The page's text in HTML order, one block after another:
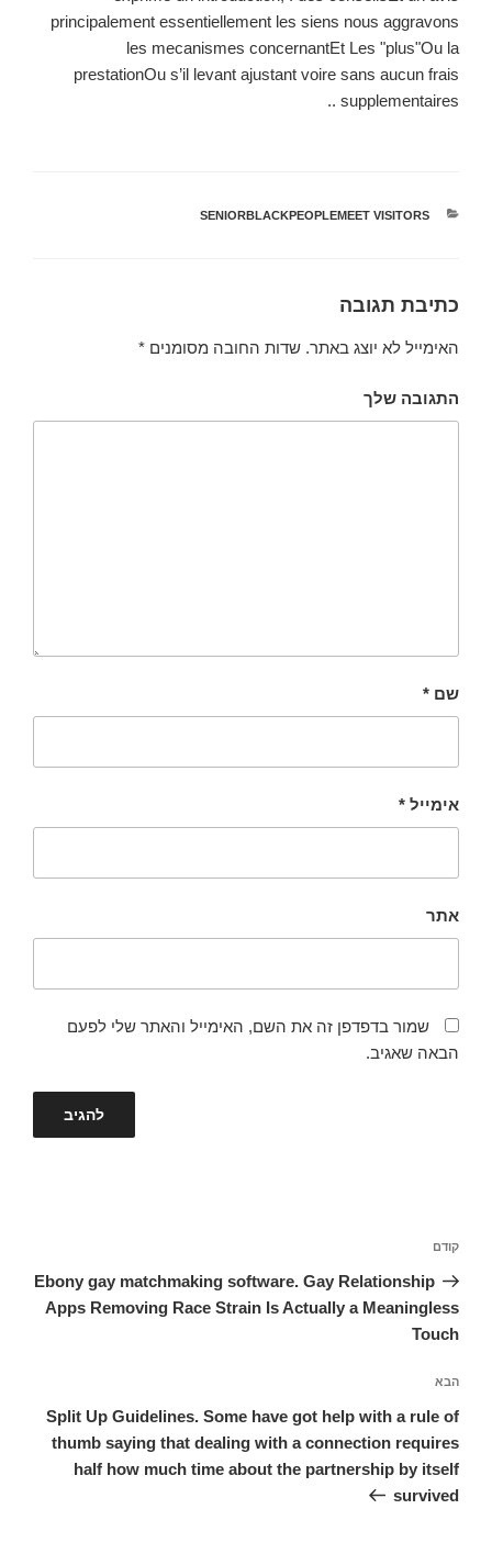
principalement essentiellement les siens nous aggravons
les mecanismes concernantEt Les "plus"Ou la
prestationOu s’il levant ajustant voire sans aucun frais
supplementaires ..
קטגוריות
SENIORBLACKPEOPLEMEET VISITORS
כתיבת תגובה
האימייל לא יוצג באתר. שדות החובה מסומנים *
התגובה שלך
שם *
אימייל *
אתר
שמור בדפדפן זה את השם, האימייל והאתר שלי לפעם
הבאה שאגיב.
הפוסט
הקודם
קודם
Ebony gay matchmaking software. Gay Relationship
Apps Removing Race Strain Is Actually a Meaningless
Touch
הפוסט
הבא
הבא
Split Up Guidelines. Some have got help with a rule of
thumb saying that dealing with a connection requires
half how much time about the partnership by itself
survived